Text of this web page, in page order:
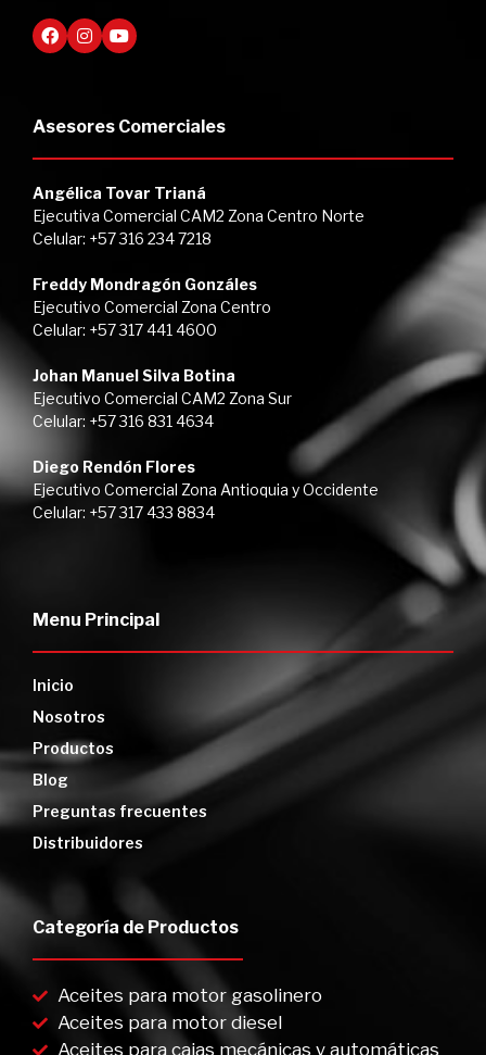
Asesores Comerciales
Angélica Tovar Trianá
Ejecutiva Comercial CAM2 Zona Centro Norte
Celular: +57 316 234 7218
Freddy Mondragón Gonzáles
Ejecutivo Comercial Zona Centro
Celular: +57 317 441 4600
Johan Manuel Silva Botina
Ejecutivo Comercial CAM2 Zona Sur
Celular: +57 316 831 4634
Diego Rendón Flores
Ejecutivo Comercial Zona Antioquia y Occidente
Celular: +57 317 433 8834
Menu Principal
Inicio
Nosotros
Productos
Blog
Preguntas frecuentes
Distribuidores
Categoría de Productos
Aceites para motor gasolinero
Aceites para motor diesel
Aceites para cajas mecánicas y automáticas